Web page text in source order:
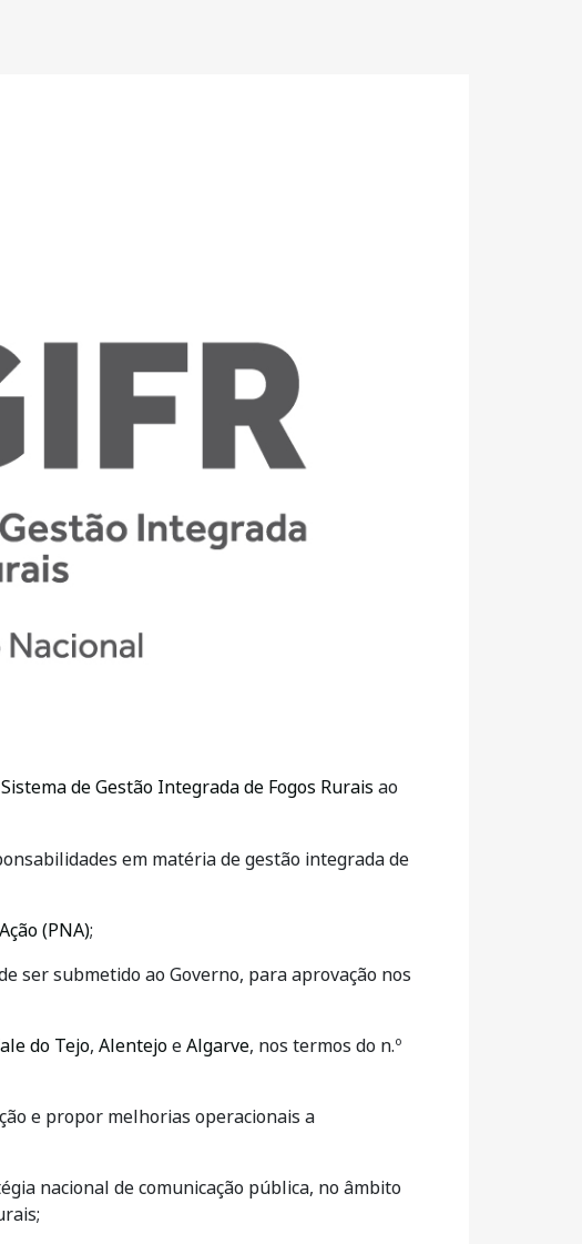
Sistema de Gestão Integrada de Fogos Rurais ao
em matéria de gestão integrada de
(PNA);
ser submetido ao Governo, para aprovação nos
do Tejo, AlentejoeAlgarve, nos termos do n.º
e propor melhorias operacionais a
nacional de comunicação pública, no âmbito